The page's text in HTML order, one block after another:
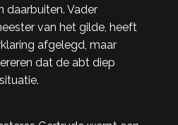
daarbuiten. Vader
van het gilde, heeft
afgelegd, maar
dat de abt diep